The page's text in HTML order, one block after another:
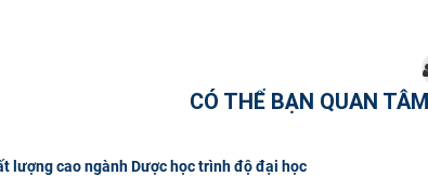
CÓ THỂ BẠN QUAN TÂM
lượng cao ngành Dược học trình độ đại học